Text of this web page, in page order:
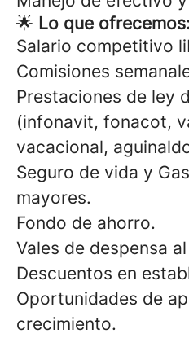
🌟 Lo que ofrecemos:
Salario competitivo
Comisiones
Prestaciones de ley
(infonavit, fonacot,
vacacional,
Seguro de vida y
mayores.
Fondo de ahorro.
Vales de despensa
Descuentos en
Oportunidades de
crecimiento.